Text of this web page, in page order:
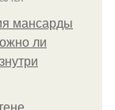
мансарды
ли